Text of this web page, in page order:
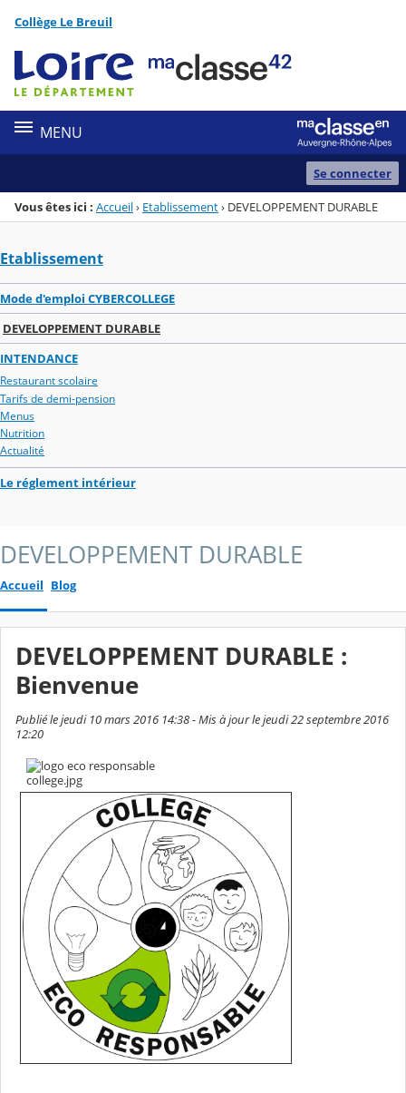
Menu de la rubrique
Contenu
Collège Le Breuil
MENU
Se connecter
Vous êtes ici : Accueil› Etablissement› DEVELOPPEMENT DURABLE
Etablissement
Mode d'emploi CYBERCOLLEGE
DEVELOPPEMENT DURABLE
INTENDANCE
Restaurant scolaire
Tarifs de demi-pension
Menus
Nutrition
Actualité
Le réglement intérieur
DEVELOPPEMENT DURABLE
Accueil Blog
DEVELOPPEMENT DURABLE :
Bienvenue
Publié le jeudi 10 mars 2016 14:38 - Mis à jour le jeudi 22 septembre 2016
12:20